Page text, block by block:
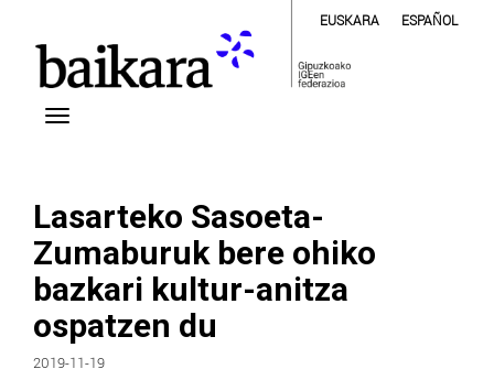
EUSKARA ESPAÑOL
Lasarteko Sasoeta-
Zumaburuk bere ohiko
bazkari kultur-anitza
ospatzen du
2019-11-19